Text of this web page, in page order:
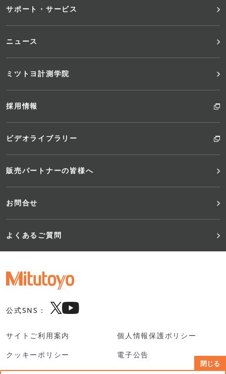
ー
サポート・サービス
ニュース
ミツトヨ計測学院
採用情報
ビデオライブラリー
販売パートナーの皆様へ
お問合せ
よくあるご質問
公式SNS：
サイトご利用案内
個人情報保護ポリシー
クッキーポリシー
電子公告
閉じる